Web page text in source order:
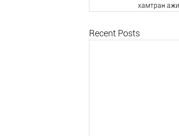
хамтран
Recent Posts